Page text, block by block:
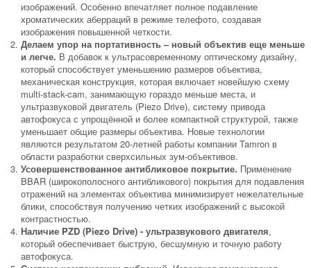
изображений. Особенно впечатляет полное подавление
хроматических аберраций в режиме телефото, создавая
изображения повышенной четкости.
Делаем упор на портативность – новый объектив еще меньше
и легче. В добавок к ультрасовременному оптическому дизайну,
который способствует уменьшению размеров объектива,
механическая конструкция, которая включает новейшую схему
multi-stack-cam, занимающую гораздо меньше места, и
ультразвуковой двигатель (Piezo Drive), систему привода
автофокуса с упрощённой и более компактной структурой, также
уменьшает общие размеры объектива. Новые технологии
являются результатом 20-летней работы компании Tamron в
области разработки сверхсильных зум-объективов.
Усовершенствованное антибликовое покрытие. Применение
BBAR (широкополосного антибликового) покрытия для подавления
отражений на элементах объектива минимизирует нежелательные
блики, способствуя получению четких изображений с высокой
контрастностью.
Наличие PZD (Piezo Drive) - ультразвукового двигателя,
который обеспечивает быструю, бесшумную и точную работу
автофокуса.